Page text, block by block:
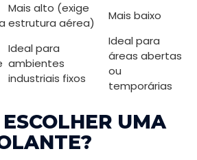
Mais alto (exige
estrutura aérea)
Mais baixo
Ideal para
ambientes
industriais fixos
Ideal para
áreas abertas
ou
temporárias
UMA